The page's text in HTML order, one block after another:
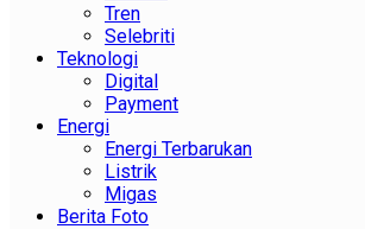
Tren
Selebriti
Teknologi
Digital
Payment
Energi
Energi Terbarukan
Listrik
Migas
Berita Foto